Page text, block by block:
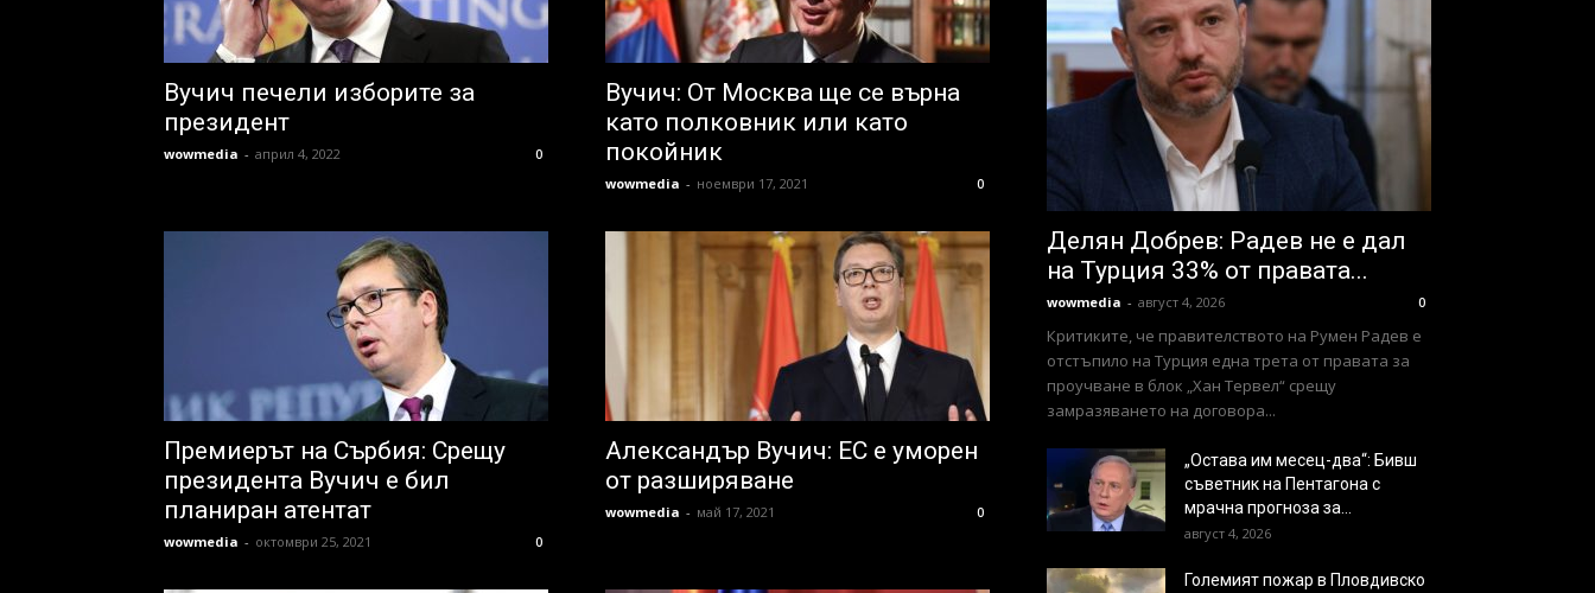
Вучич печели изборите за
президент
wowmedia - април 4, 2022 0
Вучич: От Москва ще се върна
като полковник или като
покойник
wowmedia - ноември 17, 2021 0
Премиерът на Сърбия: Срещу
президента Вучич е бил
планиран атентат
wowmedia - октомври 25, 2021 0
Александър Вучич: EC e умoрeн
oт рaзширявaнe
wowmedia - май 17, 2021 0
Делян Добрев: Радев не е дал
на Турция 33% от правата...
wowmedia - август 4, 2026 0
Критиките, че правителството на Румен Радев е
отстъпило на Турция една трета от правата за
проучване в блок „Хан Тервел“ срещу
замразяването на договора...
„Остава им месец-два“: Бивш
съветник на Пентагона с
мрачна прогноза за...
август 4, 2026
Големият пожар в Пловдивско